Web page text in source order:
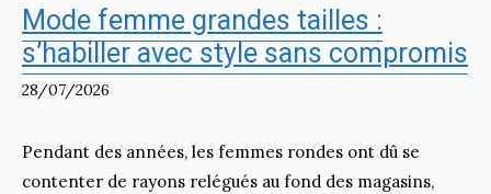
Mode femme grandes tailles :
s’habiller avec style sans compromis
28/07/2026
Pendant des années, les femmes rondes ont dû se
contenter de rayons relégués au fond des magasins,